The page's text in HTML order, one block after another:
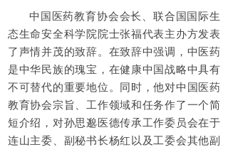
中国医药教育协会会长、联合国国际生
态生命安全科学院院士张福代表主办方发表
了声情并茂的致辞。在致辞中强调，中医药
是中华民族的瑰宝，在健康中国战略中具有
不可替代的重要地位。同时，他对中国医药
教育协会宗旨、工作领域和任务作了一个简
短介绍，对孙思邈医德传承工作委员会在于
连山主委、副秘书长杨红以及工委会其他副